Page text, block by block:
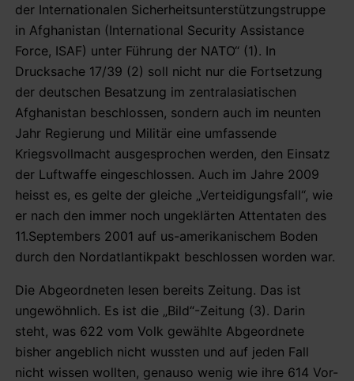
der Internationalen Sicherheitsunterstützungstruppe
in Afghanistan (International Security Assistance
Force, ISAF) unter Führung der NATO“ (1). In
Drucksache 17/39 (2) soll nicht nur die Fortsetzung
der deutschen Besatzung im zentralasiatischen
Afghanistan beschlossen, sondern auch im neunten
Jahr Regierung und Militär eine umfassende
Kriegsvollmacht ausgesprochen werden, den Einsatz
der Luftwaffe eingeschlossen. Auch im Jahre 2009
heisst es, es gelte der gleiche „Verteidigungsfall“, wie
er nach den immer noch ungeklärten Attentaten des
11.Septembers 2001 auf us-amerikanischem Boden
durch den Nordatlantikpakt beschlossen worden war.
Die Abgeordneten lesen bereits Zeitung. Das ist
ungewöhnlich. Es ist die „Bild“-Zeitung (3). Darin
steht, was 622 vom Volk gewählte Abgeordnete
bisher angeblich nicht wussten und auf jeden Fall
nicht wissen wollten, genauso wenig wie ihre 614 Vor-